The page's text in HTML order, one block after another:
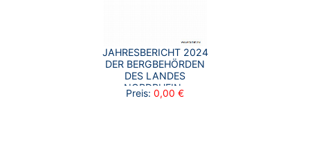
JAHRESBERICHT 2024
DER BERGBEHÖRDEN
DES LANDES
NORDRHEIN-
WESTFALEN
Preis: 0,00 €